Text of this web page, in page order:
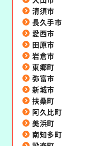
清須市
長久手市
愛西市
田原市
岩倉市
東郷町
弥富市
新城市
扶桑町
阿久比町
美浜町
南知多町